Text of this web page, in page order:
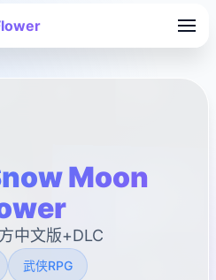
Moon
中文版+DLC
武侠RPG